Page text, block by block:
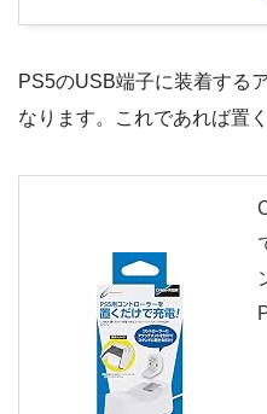
PS5のUSB端子に装着する
なります。これであれば置